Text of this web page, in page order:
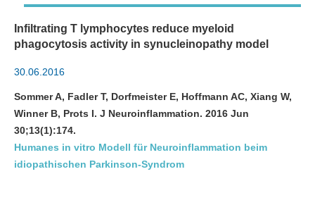
Infiltrating T lymphocytes reduce myeloid
phagocytosis activity in synucleinopathy model
30.06.2016
Sommer A, Fadler T, Dorfmeister E, Hoffmann AC, Xiang W,
Winner B, Prots I. J Neuroinflammation. 2016 Jun
30;13(1):174.
Humanes in vitro Modell für Neuroinflammation beim
idiopathischen Parkinson-Syndrom